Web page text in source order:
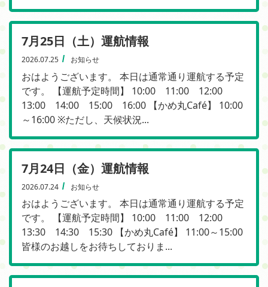
7月25日（土）運航情報
2026.07.25 お知らせ
おはようございます。 本日は通常通り運航する予定
です。 【運航予定時間】 10:00 11:00 12:00
13:00 14:00 15:00 16:00 【かめ丸Café】 10:00
～16:00 ※ただし、天候状況...
7月24日（金）運航情報
2026.07.24 お知らせ
おはようございます。 本日は通常通り運航する予定
です。 【運航予定時間】 10:00 11:00 12:00
13:30 14:30 15:30 【かめ丸Café】 11:00～15:00
皆様のお越しをお待ちしておりま...